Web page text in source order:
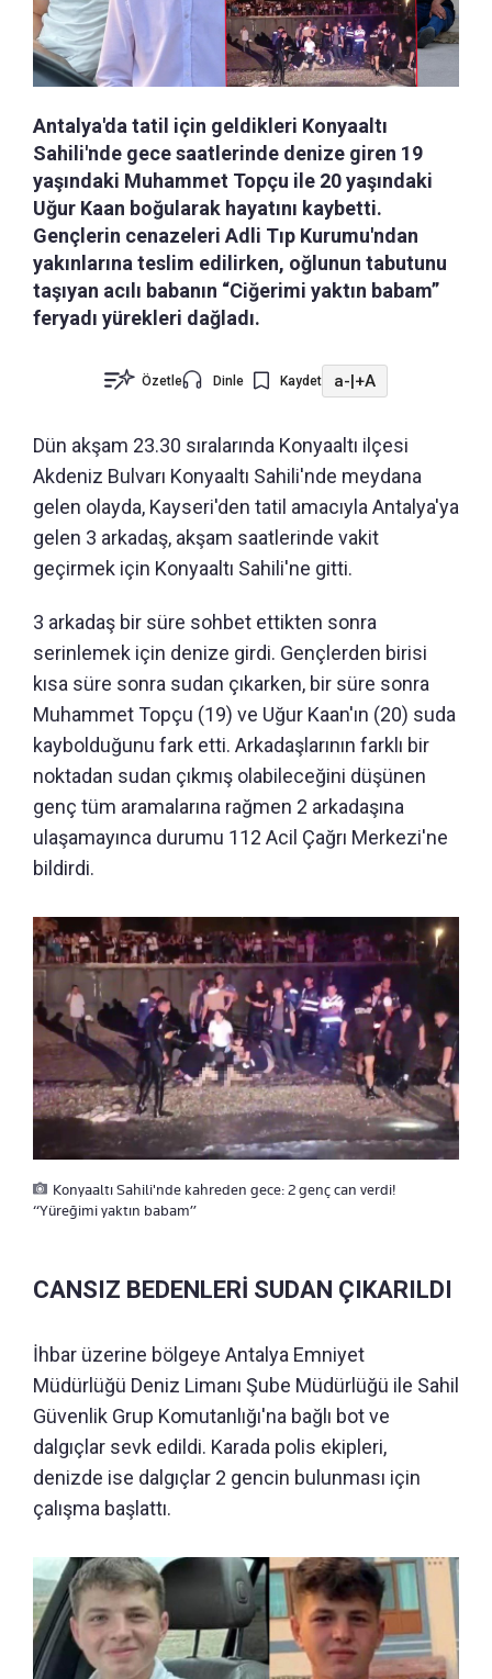
Antalya'da tatil için geldikleri Konyaaltı
Sahili'nde gece saatlerinde denize giren 19
yaşındaki Muhammet Topçu ile 20 yaşındaki
Uğur Kaan boğularak hayatını kaybetti.
Gençlerin cenazeleri Adli Tıp Kurumu'ndan
yakınlarına teslim edilirken, oğlunun tabutunu
taşıyan acılı babanın “Ciğerimi yaktın babam”
feryadı yürekleri dağladı.
Özetle Dinle Kaydet a-|+A
Dün akşam 23.30 sıralarında Konyaaltı ilçesi
Akdeniz Bulvarı Konyaaltı Sahili'nde meydana
gelen olayda, Kayseri'den tatil amacıyla Antalya'ya
gelen 3 arkadaş, akşam saatlerinde vakit
geçirmek için Konyaaltı Sahili'ne gitti.
3 arkadaş bir süre sohbet ettikten sonra
serinlemek için denize girdi. Gençlerden birisi
kısa süre sonra sudan çıkarken, bir süre sonra
Muhammet Topçu (19) ve Uğur Kaan'ın (20) suda
kaybolduğunu fark etti. Arkadaşlarının farklı bir
noktadan sudan çıkmış olabileceğini düşünen
genç tüm aramalarına rağmen 2 arkadaşına
ulaşamayınca durumu 112 Acil Çağrı Merkezi'ne
bildirdi.
Konyaaltı Sahili'nde kahreden gece: 2 genç can verdi!
“Yüreğimi yaktın babam”
CANSIZ BEDENLERİ SUDAN ÇIKARILDI
İhbar üzerine bölgeye Antalya Emniyet
Müdürlüğü Deniz Limanı Şube Müdürlüğü ile Sahil
Güvenlik Grup Komutanlığı'na bağlı bot ve
dalgıçlar sevk edildi. Karada polis ekipleri,
denizde ise dalgıçlar 2 gencin bulunması için
çalışma başlattı.